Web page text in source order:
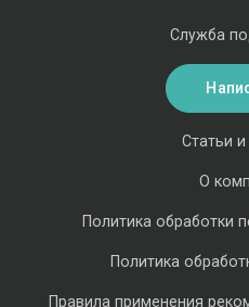
Статьи
О
Политика обработки
Политика
Правила применения
Служба